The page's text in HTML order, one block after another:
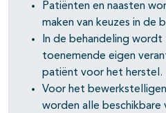
Patiënten en naasten
maken van keuzes in de
In de behandeling
toenemende eigen
patiënt voor het herstel.
Voor het
worden alle beschikbare